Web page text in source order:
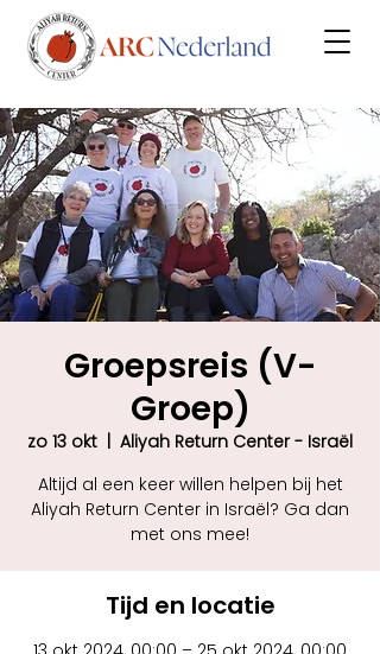
Groepsreis (V-
Groep)
zo 13 okt
Aliyah Return Center - Israël
Altijd al een keer willen helpen bij het
Aliyah Return Center in Israël? Ga dan
met ons mee!
Tijd en locatie